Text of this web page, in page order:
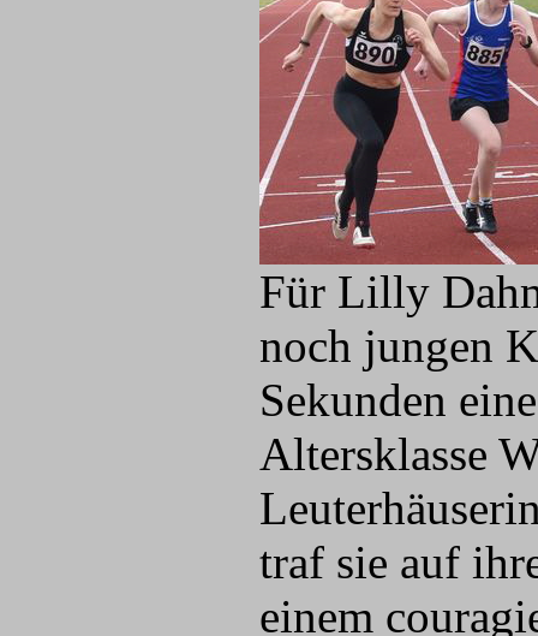
Für Lilly
noch jungen
Sekunden
Altersklasse
traf sie auf
einem